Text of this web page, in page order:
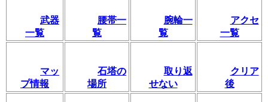
武器
一覧
腰帯一
覧
腕輪一
覧
アクセ
一覧
マッ
プ情報
石塔の
場所
取り返
せない
クリア
後